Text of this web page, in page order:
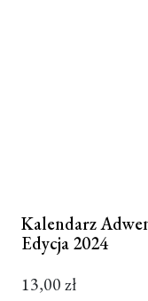
Kalendarz
Edycja 2024
13,00zł